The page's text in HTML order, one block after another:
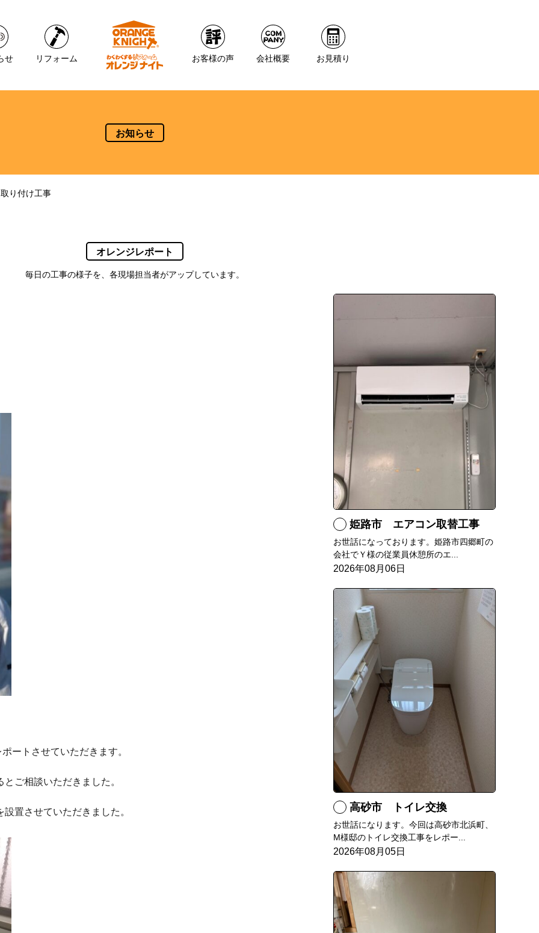
せ リフォーム お客様の声 会社概要 お見積り
お知らせ
り付け工事
オレンジレポート
毎日の工事の様子を、各現場担当者がアップしています。
ートさせていただきます。
ご相談いただきました。
置させていただきました。
姫路市 エアコン取替工事
お世話になっております。姫路市四郷町の
会社でＹ様の従業員休憩所のエ...
2026年08月06日
高砂市 トイレ交換
お世話になります。今回は高砂市北浜町、
M様邸のトイレ交換工事をレポー...
2026年08月05日